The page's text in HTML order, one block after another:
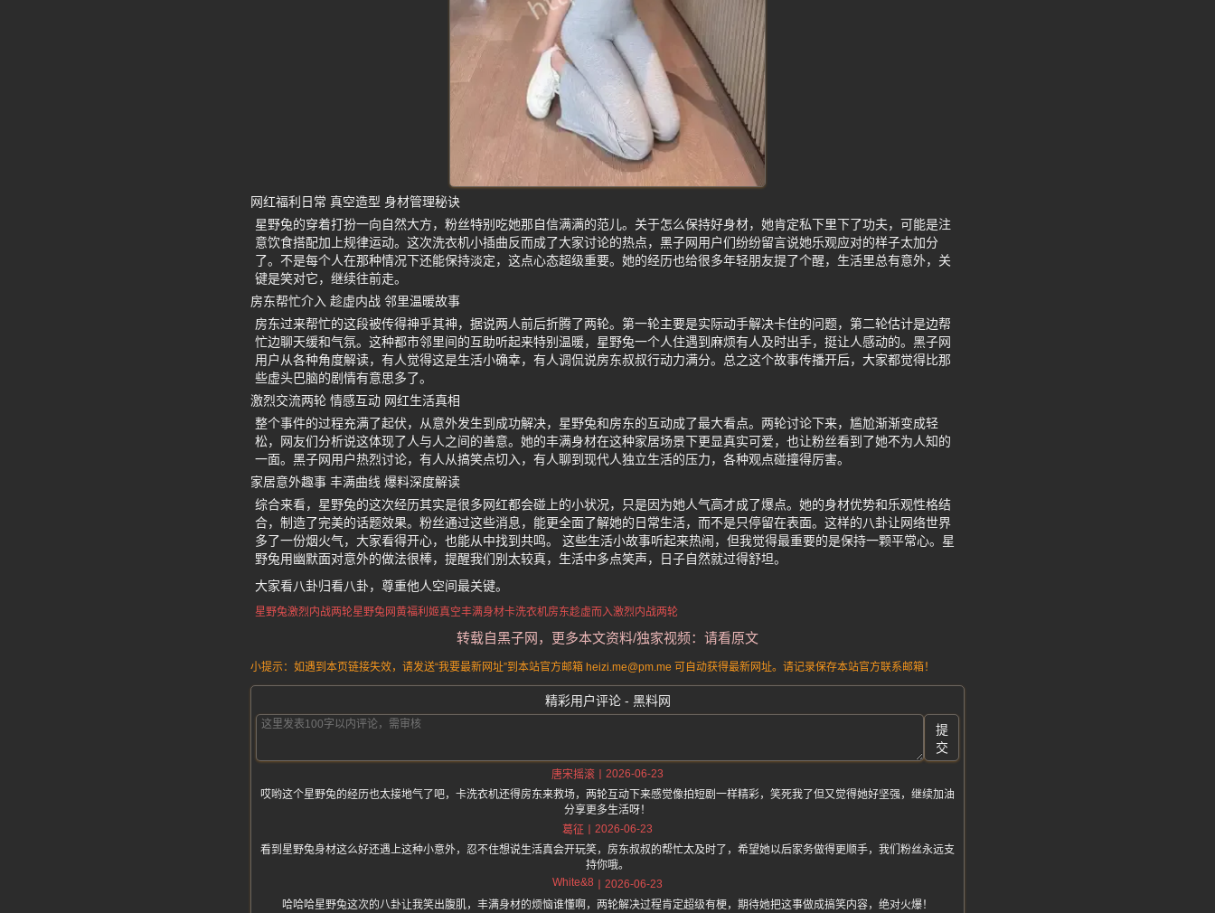
网红福利日常 真空造型 身材管理秘诀
星野兔的穿着打扮一向自然大方，粉丝特别吃她那自信满满的范儿。关于怎么保持好身材，她肯定私下里下了功夫，可能是注
意饮食搭配加上规律运动。这次洗衣机小插曲反而成了大家讨论的热点，黑子网用户们纷纷留言说她乐观应对的样子太加分
了。不是每个人在那种情况下还能保持淡定，这点心态超级重要。她的经历也给很多年轻朋友提了个醒，生活里总有意外，关
键是笑对它，继续往前走。
房东帮忙介入 趁虚内战 邻里温暖故事
房东过来帮忙的这段被传得神乎其神，据说两人前后折腾了两轮。第一轮主要是实际动手解决卡住的问题，第二轮估计是边帮
忙边聊天缓和气氛。这种都市邻里间的互助听起来特别温暖，星野兔一个人住遇到麻烦有人及时出手，挺让人感动的。黑子网
用户从各种角度解读，有人觉得这是生活小确幸，有人调侃说房东叔叔行动力满分。总之这个故事传播开后，大家都觉得比那
些虚头巴脑的剧情有意思多了。
激烈交流两轮 情感互动 网红生活真相
整个事件的过程充满了起伏，从意外发生到成功解决，星野兔和房东的互动成了最大看点。两轮讨论下来，尴尬渐渐变成轻
松，网友们分析说这体现了人与人之间的善意。她的丰满身材在这种家居场景下更显真实可爱，也让粉丝看到了她不为人知的
一面。黑子网用户热烈讨论，有人从搞笑点切入，有人聊到现代人独立生活的压力，各种观点碰撞得厉害。
家居意外趣事 丰满曲线 爆料深度解读
综合来看，星野兔的这次经历其实是很多网红都会碰上的小状况，只是因为她人气高才成了爆点。她的身材优势和乐观性格结
合，制造了完美的话题效果。粉丝通过这些消息，能更全面了解她的日常生活，而不是只停留在表面。这样的八卦让网络世界
多了一份烟火气，大家看得开心，也能从中找到共鸣。 这些生活小故事听起来热闹，但我觉得最重要的是保持一颗平常心。星
野兔用幽默面对意外的做法很棒，提醒我们别太较真，生活中多点笑声，日子自然就过得舒坦。
大家看八卦归看八卦，尊重他人空间最关键。
星野兔激烈内战两轮星野兔网黄福利姬真空丰满身材卡洗衣机房东趁虚而入激烈内战两轮
转载自黑子网，更多本文资料/独家视频：请看原文
小提示：如遇到本页链接失效，请发送“我要最新网址”到本站官方邮箱 heizi.me@pm.me 可自动获得最新网址。请记录保存本站官方联系邮箱！
精彩用户评论 - 黑料网
提
交
唐宋摇滚
2026-06-23
哎哟这个星野兔的经历也太接地气了吧，卡洗衣机还得房东来救场，两轮互动下来感觉像拍短剧一样精彩，笑死我了但又觉得她好坚强，继续加油
分享更多生活呀！
葛征
2026-06-23
看到星野兔身材这么好还遇上这种小意外，忍不住想说生活真会开玩笑，房东叔叔的帮忙太及时了，希望她以后家务做得更顺手，我们粉丝永远支
持你哦。
White&8
2026-06-23
哈哈哈星野兔这次的八卦让我笑出腹肌，丰满身材的烦恼谁懂啊，两轮解决过程肯定超级有梗，期待她把这事做成搞笑内容，绝对火爆！